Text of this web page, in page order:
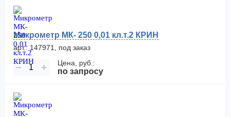
Микрометр МК- 250 0,01 кл.т.2 КРИН
арт.: 147971, под заказ
− + Цена, руб.:
по запросу